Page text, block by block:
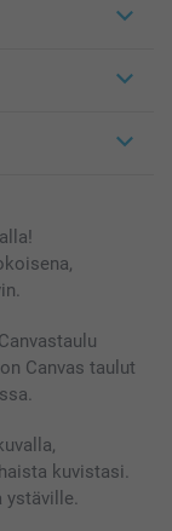
Canvas taulut
kuvistasi.
ystäville.